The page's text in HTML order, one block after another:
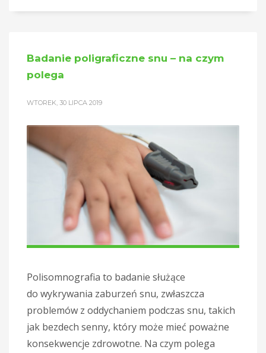
Badanie poligraficzne snu – na czym
polega
WTOREK, 30 LIPCA 2019
Polisomnografia to badanie służące
do wykrywania zaburzeń snu, zwłaszcza
problemów z oddychaniem podczas snu, takich
jak bezdech senny, który może mieć poważne
konsekwencje zdrowotne. Na czym polega